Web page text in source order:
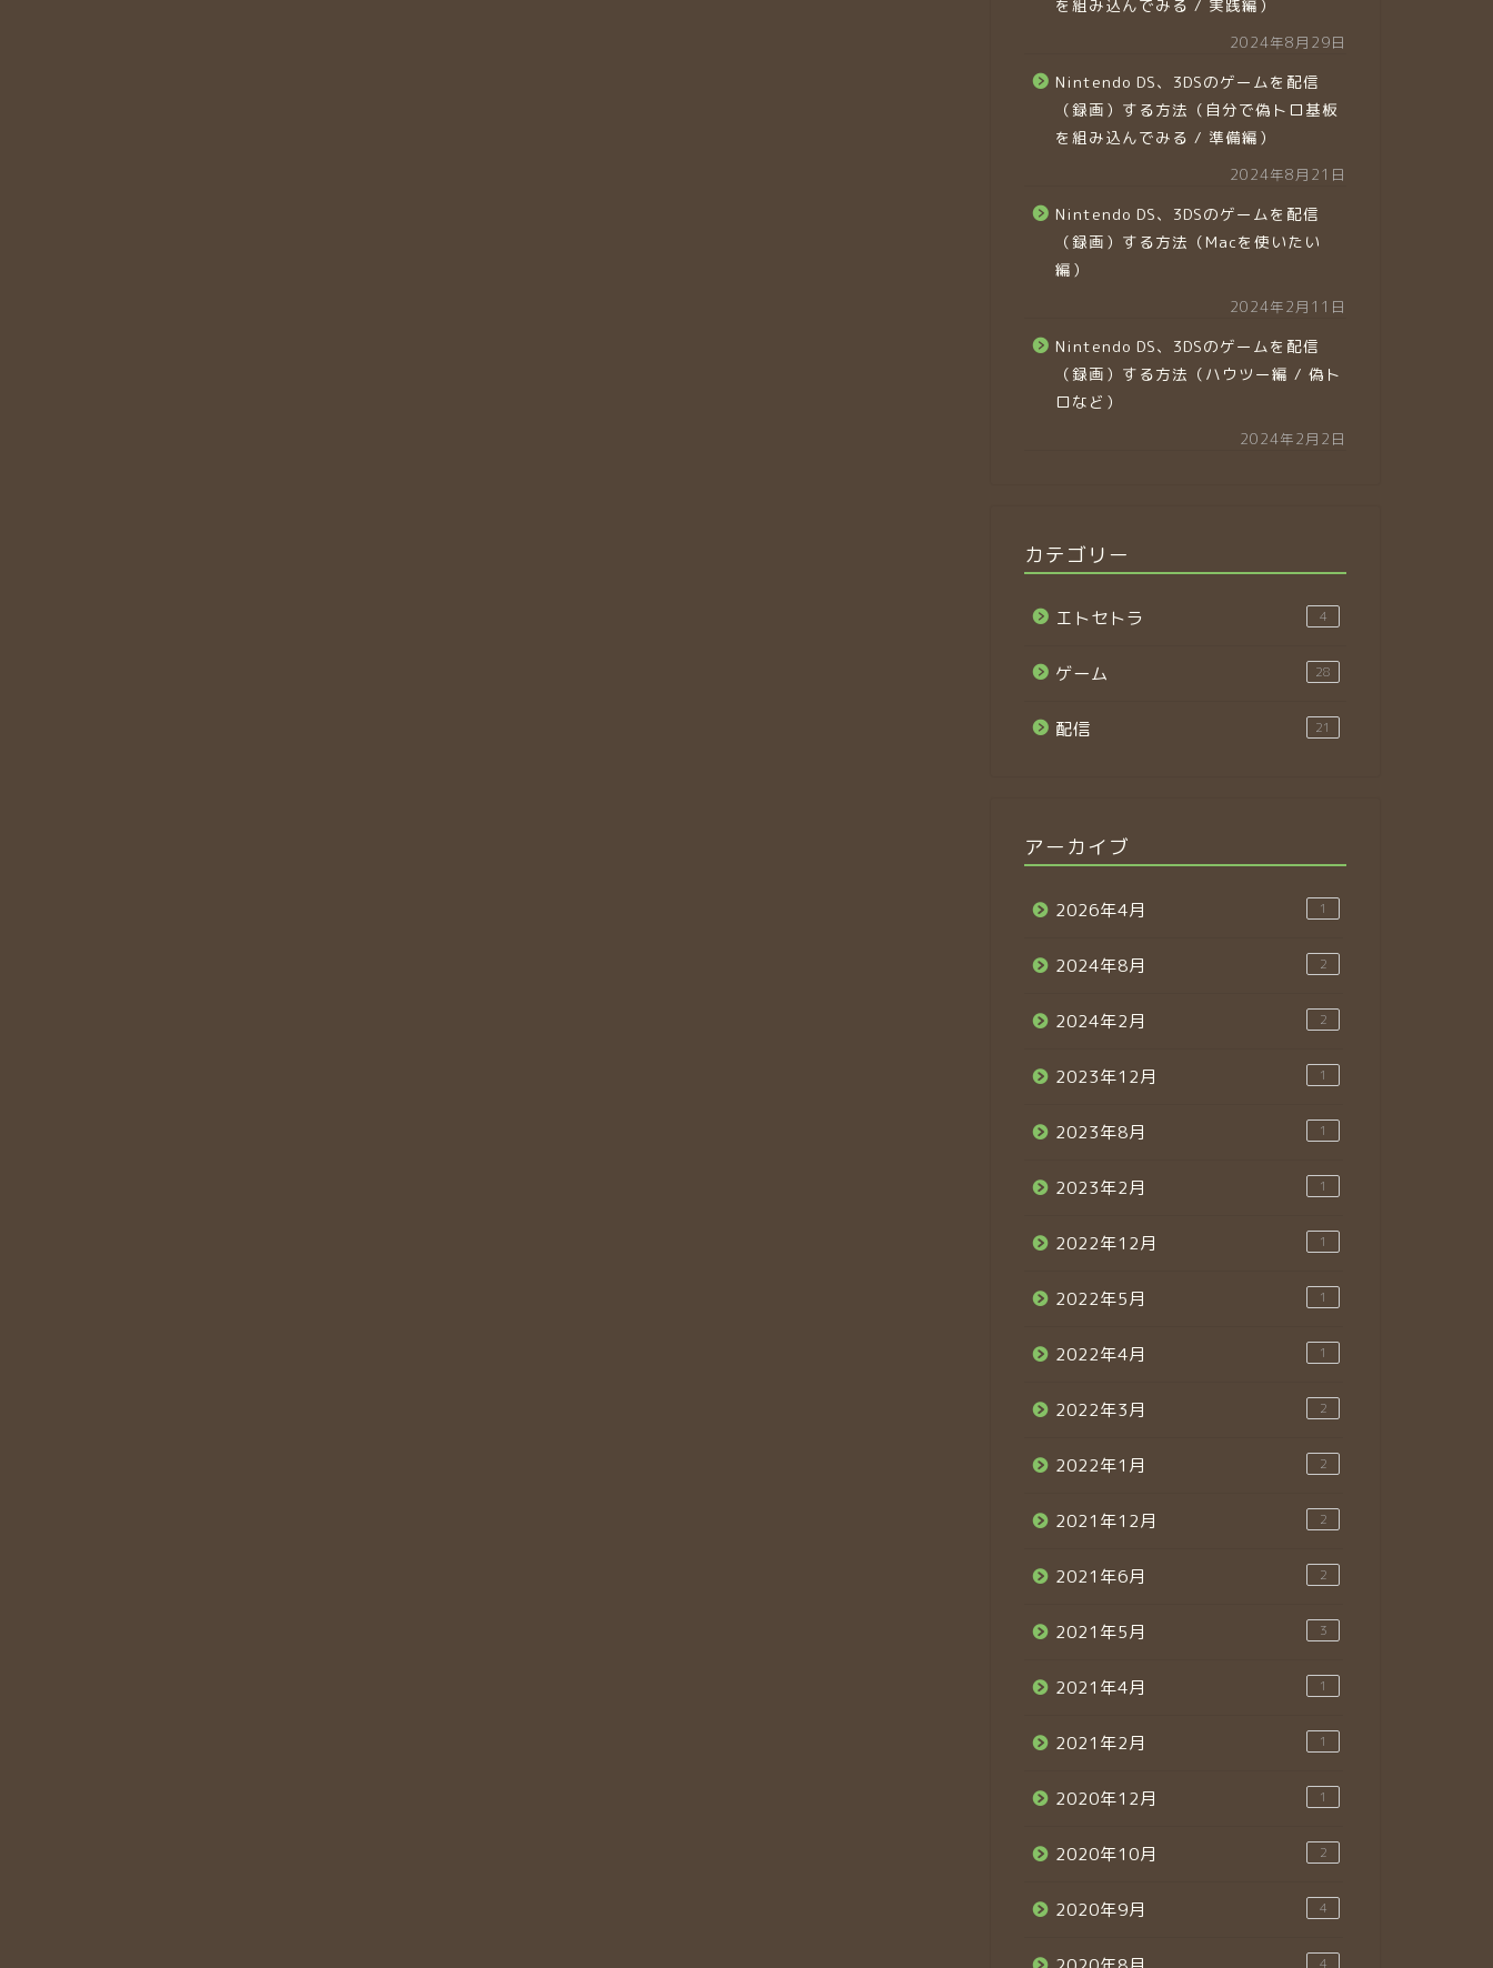
を組み込んでみる / 実践編）
2024年8月29日
Nintendo DS、3DSのゲームを配信
（録画）する方法（自分で偽トロ基板
を組み込んでみる / 準備編）
2024年8月21日
Nintendo DS、3DSのゲームを配信
（録画）する方法（Macを使いたい
編）
2024年2月11日
Nintendo DS、3DSのゲームを配信
（録画）する方法（ハウツー編 / 偽ト
ロなど）
2024年2月2日
カテゴリー
エトセトラ 4
ゲーム 28
配信 21
アーカイブ
2026年4月 1
2024年8月 2
2024年2月 2
2023年12月 1
2023年8月 1
2023年2月 1
2022年12月 1
2022年5月 1
2022年4月 1
2022年3月 2
2022年1月 2
2021年12月 2
2021年6月 2
2021年5月 3
2021年4月 1
2021年2月 1
2020年12月 1
2020年10月 2
2020年9月 4
4